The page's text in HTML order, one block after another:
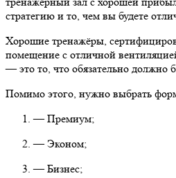
стратегию и то, чем вы будете
Хорошие тренажёры,
помещение с отличной
— это то, что обязательно должно
Помимо этого, нужно выбрать
— Премиум;
— Эконом;
— Бизнес;